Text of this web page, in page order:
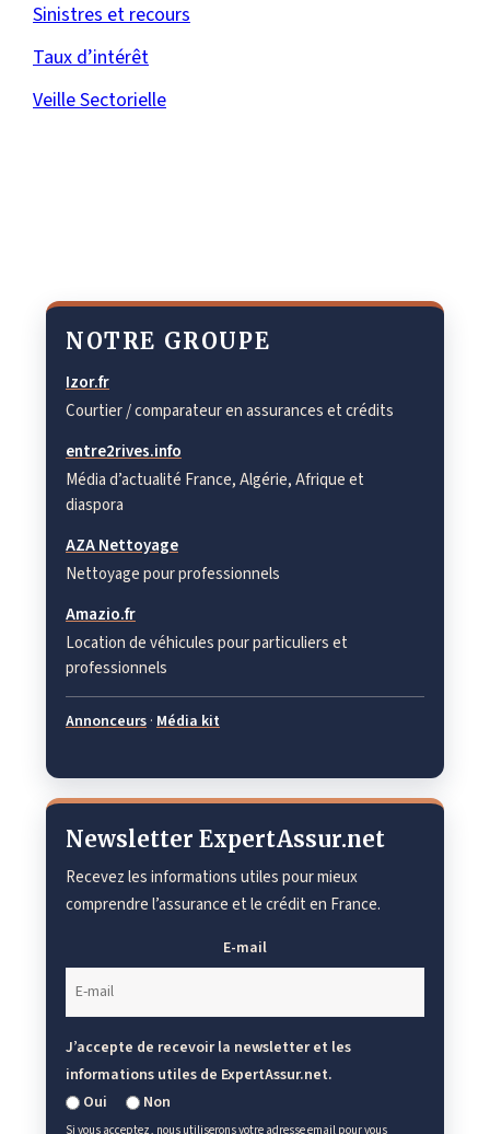
Sinistres et recours
Taux d’intérêt
Veille Sectorielle
NOTRE GROUPE
Izor.fr
Courtier / comparateur en assurances et crédits
entre2rives.info
Média d’actualité France, Algérie, Afrique et
diaspora
AZA Nettoyage
Nettoyage pour professionnels
Amazio.fr
Location de véhicules pour particuliers et
professionnels
Annonceurs · Média kit
Newsletter ExpertAssur.net
Recevez les informations utiles pour mieux
comprendre l’assurance et le crédit en France.
E-mail
J’accepte de recevoir la newsletter et les
informations utiles de ExpertAssur.net.
Oui
Non